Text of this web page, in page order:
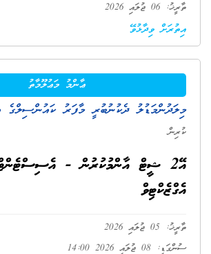
ތާރީޚު: 06 ޖުލައި 2026
އިތުރަށް ވިދާޅުވޭ
ޢާންމު މަޢުލޫމާތު
މިލަދުންމަޑުލު ދެކުނުބުރީ މާފަރު ކައުންސިލްގެ
ކުރިން
އޭ2 ޝީޓް އާންމުކުރުން -
އެގްޒެކްޓިވް
ތާރީޚު: 05 ޖުލައި 2026
ސުންގަޑި: 08 ޖުލައި 2026 14:00